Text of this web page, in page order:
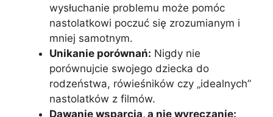
wysłuchanie problemu może pomóc
nastolatkowi poczuć się zrozumianym i
mniej samotnym.
Unikanie porównań: Nigdy nie
porównujcie swojego dziecka do
rodzeństwa, rówieśników czy „idealnych”
nastolatków z filmów.
Dawanie wsparcia, a nie wyręczanie: